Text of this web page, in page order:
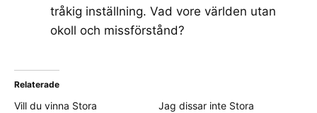
tråkig inställning. Vad vore världen utan
okoll och missförstånd?
Relaterade
Vill du vinna Stora
Jag dissar inte Stora